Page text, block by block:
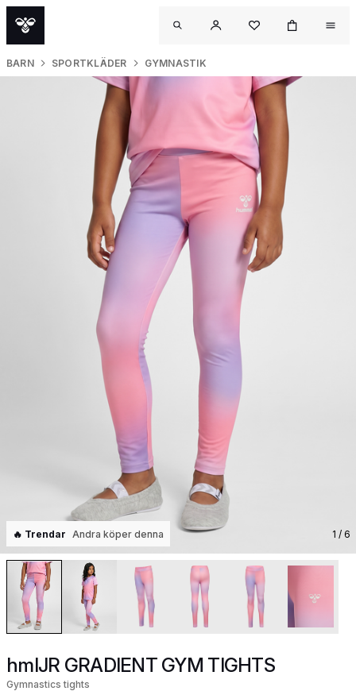
BARN SPORTKLÄDER GYMNASTIK
🔥 Trendar Andra köper denna 1 / 6
hmlJR GRADIENT GYM TIGHTS
Gymnastics tights